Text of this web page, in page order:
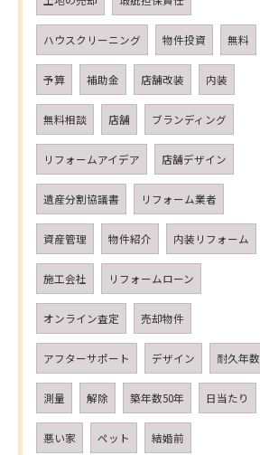
ハウスクリーニング 物件投資 無料
予算 補助金 店舗改装 内装
無料相談 店舗 ブランディング
リフォームアイデア 店舗デザイン
遺産分割協議書 リフォーム業者
資産管理 物件紹介 内装リフォーム
施工会社 リフォームローン
オンライン査定 売却物件
アフターサポート デザイン 耐久年数
測量 解除 築年数50年 日当たり
悪い家 ペット 結婚前